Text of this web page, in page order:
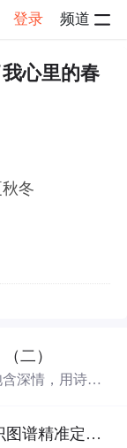
登录 频道
心里的春
冬
二）
深情，用诗意
高校技术转移办公室如何利用知识图谱精准定位产业需求与技术适配点？.docx